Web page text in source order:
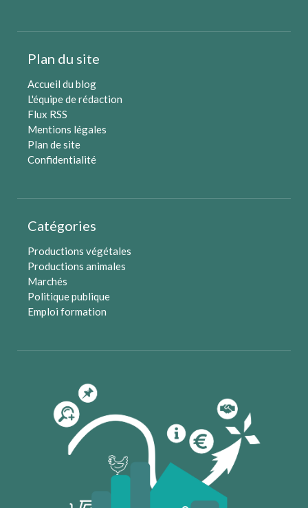
Plan du site
Accueil du blog
L'équipe de rédaction
Flux RSS
Mentions légales
Plan de site
Confidentialité
Catégories
Productions végétales
Productions animales
Marchés
Politique publique
Emploi formation